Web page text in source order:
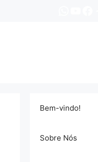
Bem-vindo!
Sobre Nós